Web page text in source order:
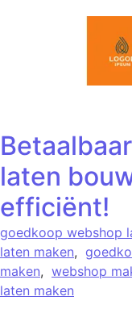
laten
efficiënt!
goedkoop webshop
laten maken,
maken, webshop
laten maken